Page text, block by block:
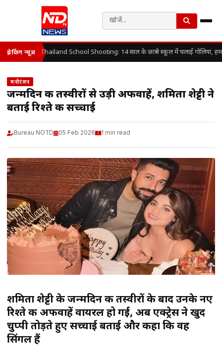
ब्रेकिंग न्यूज़ Thailand School Shooting: 14 साल के छात्र ने स्कूल में चलाई गोलियां,
मनोरंजन
जन्मदिन की तस्वीरों से उड़ी अफवाहें, शमिता शेट्टी ने
बताई रिश्ते की सच्चाई
Bureau NOTD 05 Feb 2026 1 min read
शमिता शेट्टी के जन्मदिन की तस्वीरों के बाद उनके नए
रिश्ते की अफवाहें वायरल हो गईं, अब एक्ट्रेस ने खुद
चुप्पी तोड़ते हुए सच्चाई बताई और कहा कि वह
सिंगल हैं